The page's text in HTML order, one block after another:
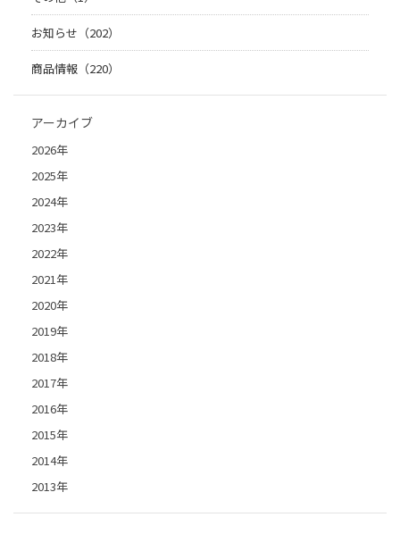
お知らせ（202）
商品情報（220）
アーカイブ
2026年
2025年
2024年
2023年
2022年
2021年
2020年
2019年
2018年
2017年
2016年
2015年
2014年
2013年